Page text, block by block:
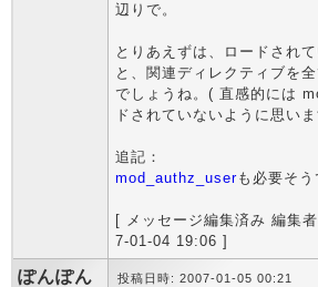
辺りで。
とりあえずは、ロードされ
と、関連ディレクティブを
でしょうね。( 直感的には
ドされていないように思い
追記：
mod_authz_userも必要そう
[ メッセージ編集済み 編集
7-01-04 19:06 ]
ぽんぽん 投稿日時: 2007-01-05 00:21